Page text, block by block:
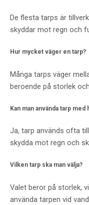
De flesta tarps är
skyddar mot regn och
Hur mycket väger en tarp?
Många tarps väger
beroende på storlek
Kan man använda tarp med
Ja, tarp används ofta
skydda mot regn och
Vilken tarp ska man välja?
Valet beror på storlek,
använda tarpen vid